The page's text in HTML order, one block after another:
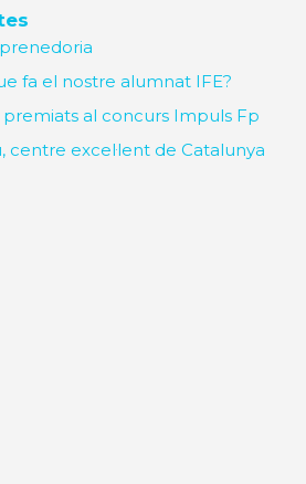
fa el nostre alumnat IFE?
al concurs Impuls Fp
excel·lent de Catalunya